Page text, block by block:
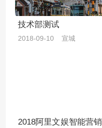
技术部测试
2018-09-10 宣城
2018阿里文娱智能营销